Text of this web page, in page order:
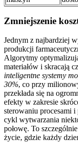
Zmniejszenie
Jednym z najbardziej
produkcji
Algorytmy
materiałów i skracają
inteligentne systemy
30%, co przy
przekłada się na
efekty w zakresie
sterowaniu procesami
cykl wytwarzania
połowę. To
życie, gdzie każdy